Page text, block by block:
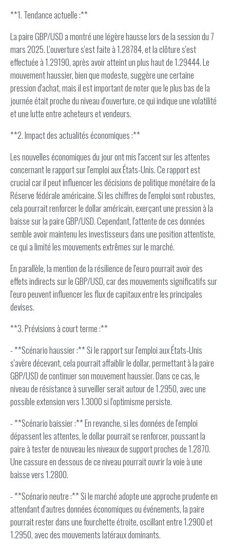
**1. Tendance actuelle :**
La paire GBP/USD a montré une légère hausse lors de la session du 7
mars 2025. L'ouverture s'est faite à 1.28784, et la clôture s'est
effectuée à 1.29190, après avoir atteint un plus haut de 1.29444. Le
mouvement haussier, bien que modeste, suggère une certaine
pression d'achat, mais il est important de noter que le plus bas de la
journée était proche du niveau d'ouverture, ce qui indique une volatilité
et une lutte entre acheteurs et vendeurs.
**2. Impact des actualités économiques :**
Les nouvelles économiques du jour ont mis l'accent sur les attentes
concernant le rapport sur l'emploi aux États-Unis. Ce rapport est
crucial car il peut influencer les décisions de politique monétaire de la
Réserve fédérale américaine. Si les chiffres de l'emploi sont robustes,
cela pourrait renforcer le dollar américain, exerçant une pression à la
baisse sur la paire GBP/USD. Cependant, l'attente de ces données
semble avoir maintenu les investisseurs dans une position attentiste,
ce qui a limité les mouvements extrêmes sur le marché.
En parallèle, la mention de la résilience de l'euro pourrait avoir des
effets indirects sur le GBP/USD, car des mouvements significatifs sur
l'euro peuvent influencer les flux de capitaux entre les principales
devises.
**3. Prévisions à court terme :**
- **Scénario haussier :** Si le rapport sur l'emploi aux États-Unis
s'avère décevant, cela pourrait affaiblir le dollar, permettant à la paire
GBP/USD de continuer son mouvement haussier. Dans ce cas, le
niveau de résistance à surveiller serait autour de 1.2950, avec une
possible extension vers 1.3000 si l'optimisme persiste.
- **Scénario baissier :** En revanche, si les données de l'emploi
dépassent les attentes, le dollar pourrait se renforcer, poussant la
paire à tester de nouveau les niveaux de support proches de 1.2870.
Une cassure en dessous de ce niveau pourrait ouvrir la voie à une
baisse vers 1.2800.
- **Scénario neutre :** Si le marché adopte une approche prudente en
attendant d'autres données économiques ou événements, la paire
pourrait rester dans une fourchette étroite, oscillant entre 1.2900 et
1.2950, avec des mouvements latéraux dominants.